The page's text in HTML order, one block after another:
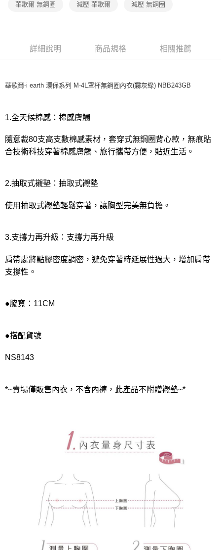
宅配
每筆NT$220
每筆NT$80，滿NT$1,000(含以上)免運費
華歌爾 無鋼圈 減壓 華歌爾 減壓 無鋼圈
詳細說明 商品規格 相關推薦
華歌爾-i earth 環保系列 M-4L罩杯無鋼圈內衣(霧灰綠) NBB243GB
1.全天候棉感：棉感膚觸
隨意裁80支高支數棉感素材，套穿式無鋼圈背心款，無痕貼
合技術科技穿著棉感膚觸、旅行攜帶方便，貼近生活。
2.抽取式襯墊：抽取式襯墊
使用抽取式襯墊輕鬆穿著，讓胸型完美無負擔。
3.支撐力再升級：支撐力再升級
肩帶處將點膠密度調密，避免穿著時延展性過大，增加肩帶
支撐性。
●脇寬：11CM
●搭配貨號
NS8143
*~賣場僅販售內衣，不含內褲，此產品不附贈襯墊~*